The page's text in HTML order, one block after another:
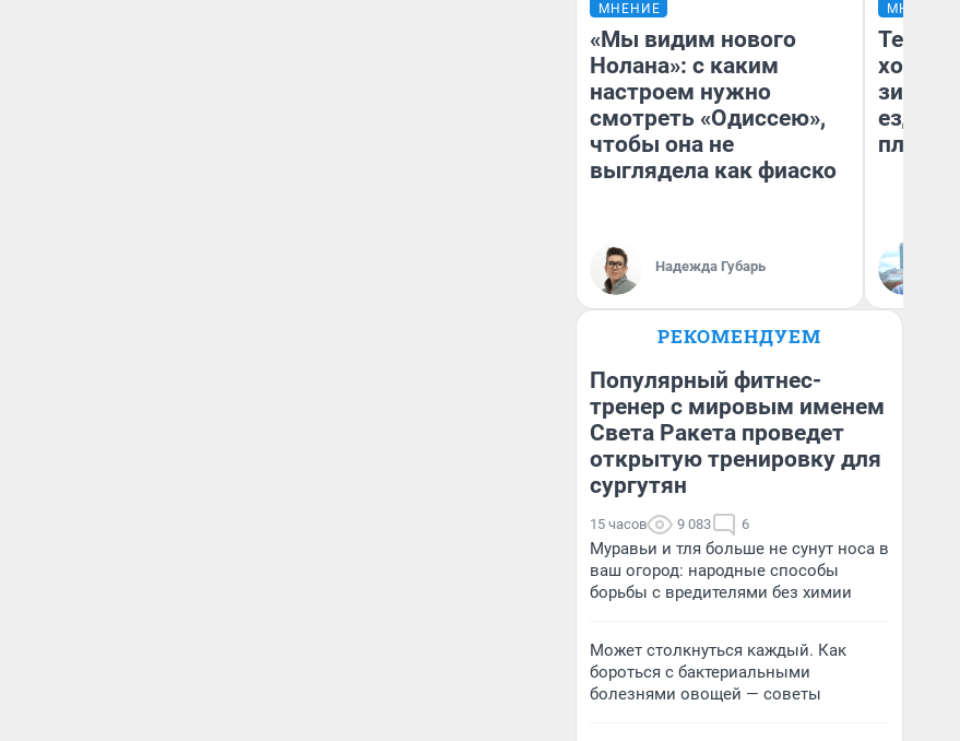
МНЕНИЕ
«Мы видим нового
Нолана»: с каким
настроем нужно
смотреть «Одиссею»,
чтобы она не
выглядела как фиаско
Надежда Губарь
МНЕНИЕ
Тепло
зимой.
ездит
плюсы
РЕКОМЕНДУЕМ
Популярный фитнес-
тренер с мировым именем
Света Ракета проведет
открытую тренировку для
сургутян
15 часов 9 083 6
Муравьи и тля больше не сунут носа в
ваш огород: народные способы
борьбы с вредителями без химии
Может столкнуться каждый. Как
бороться с бактериальными
болезнями овощей — советы